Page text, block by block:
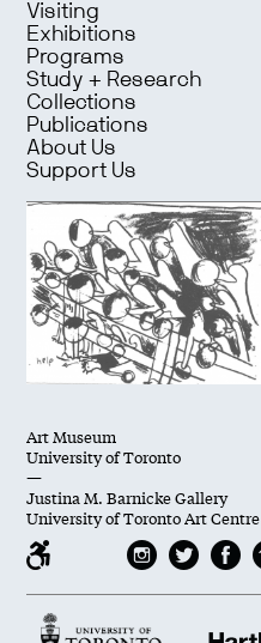
Visiting
Exhibitions
Programs
Study + Research
Collections
Publications
About Us
Support Us
Art Museum
University of Toronto
—
Justina M. Barnicke Gallery
University of Toronto Art Centre